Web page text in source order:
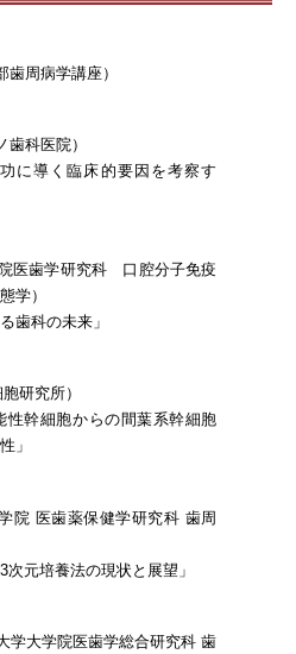
歯周病学講座）
科医院）
に導く臨床的要因を考察す
医歯学研究科 口腔分子免疫
学）
歯科の未来」
研究所）
性幹細胞からの間葉系幹細胞
」
院 医歯薬保健学研究科 歯周
次元培養法の現状と展望」
学大学院医歯学総合研究科 歯